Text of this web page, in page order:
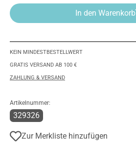
In den Warenkorb
KEIN MINDESTBESTELLWERT
GRATIS VERSAND AB 100 €
ZAHLUNG & VERSAND
Artikelnummer:
329326
Zur Merkliste hinzufügen